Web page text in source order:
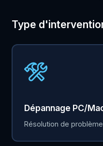
Type
Dépannage PC/
Résolution de